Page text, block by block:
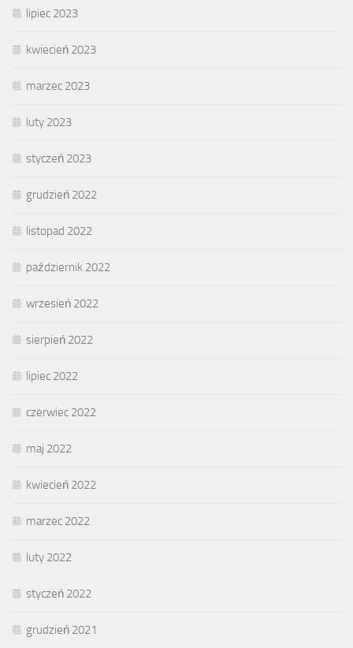
lipiec 2023
kwiecień 2023
marzec 2023
luty 2023
styczeń 2023
grudzień 2022
listopad 2022
październik 2022
wrzesień 2022
sierpień 2022
lipiec 2022
czerwiec 2022
maj 2022
kwiecień 2022
marzec 2022
luty 2022
styczeń 2022
grudzień 2021